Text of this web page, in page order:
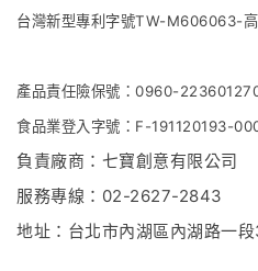
台灣新型專利字號TW-M606063-高
產品責任險保號：0960-
食品業登入字號：F-191120193-
負責廠商： 七寶創意有限公司
服務專線：02-2627-2843
地址：台北市內湖區內湖路一